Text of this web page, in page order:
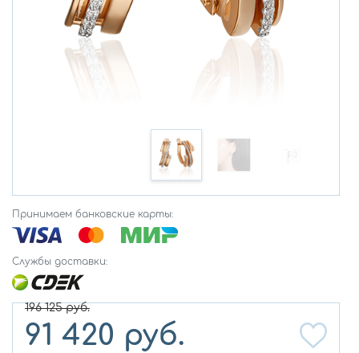
Принимаем банковские карты:
Службы доставки:
196 125руб.
91 420 руб.